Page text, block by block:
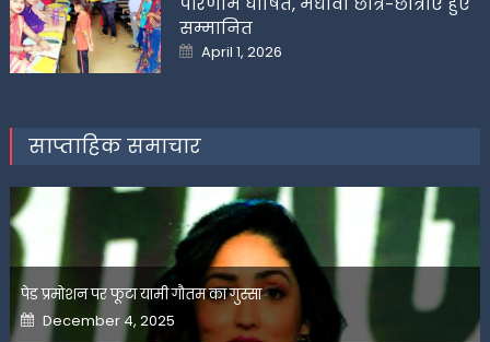
सम्मानित
Posted
on
April 1, 2026
साप्ताहिक समाचार
पेड प्रमोशन पर फूटा यामी गौतम का गुस्सा
Posted
on
December 4, 2025